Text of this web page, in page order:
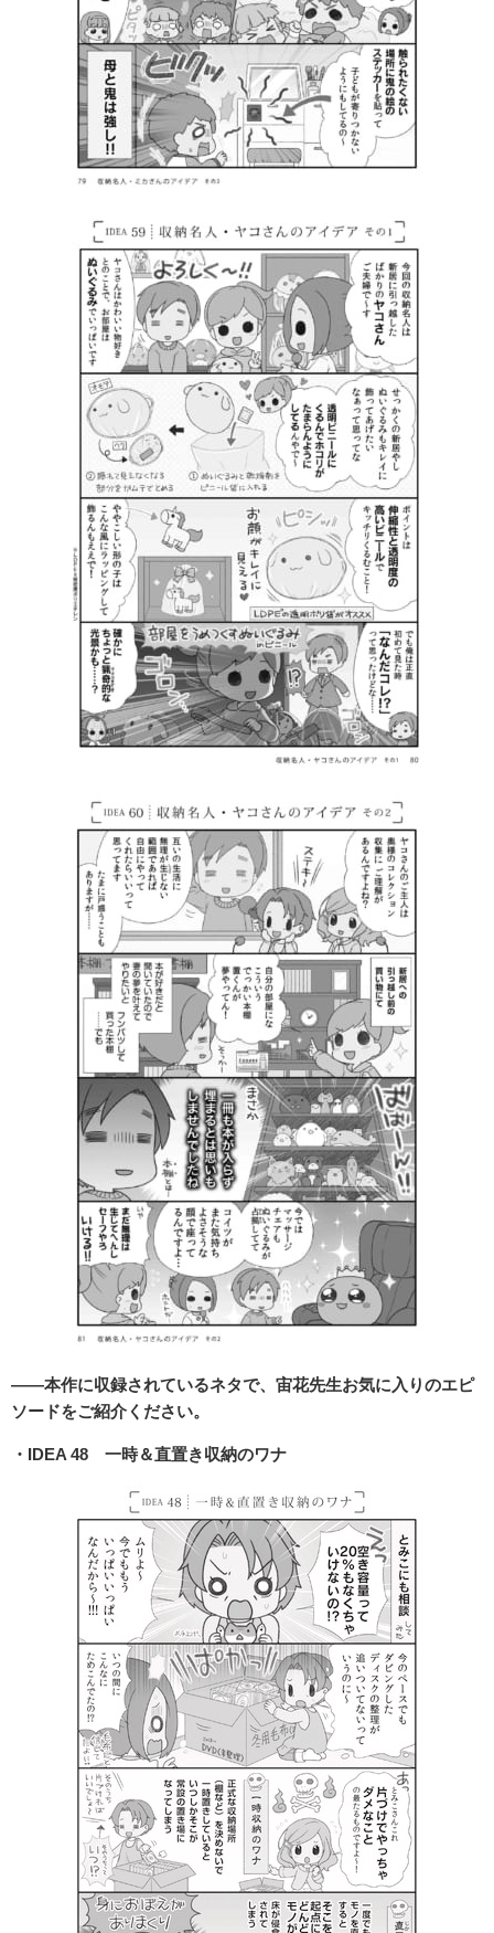
――本作に収録されているネタで、宙花先生お気に入りのエピ
ソードをご紹介ください。
・IDEA 48 一時＆直置き収納のワナ